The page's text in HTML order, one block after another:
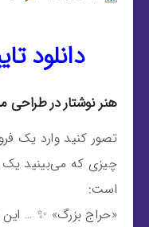
دانلود
هنر نوشتار در طراحی
تصور کنید وارد یک
چیزی که می‌بینید یک
است:
«حراج بزرگ» ✨ …